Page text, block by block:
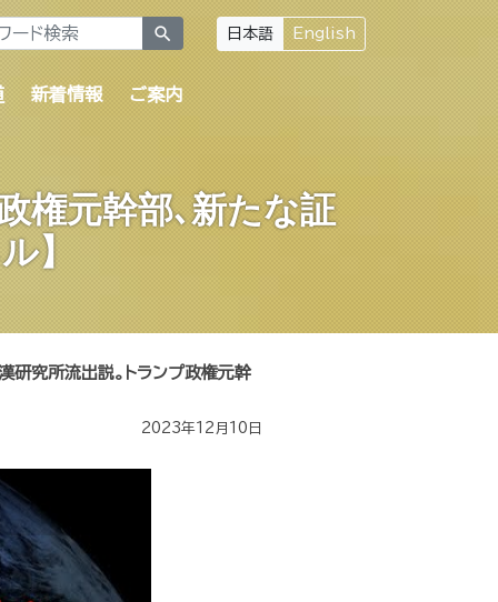
search 日本語 English
新着情報 ご案内
権元幹部､新たな証
】
研究所流出説。トランプ政権元幹
2023年12月10日